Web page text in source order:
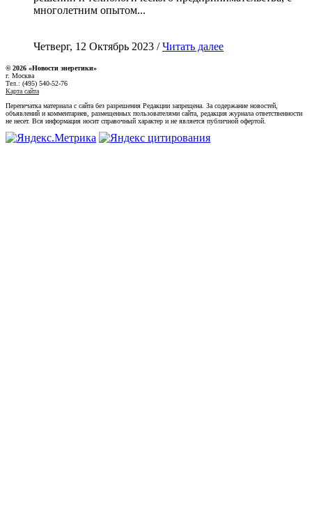
многолетним опытом...
Четверг, 12 Октябрь 2023 /Читать далее
© 2026 «Новости энеретики»
г. Москва
Тел.: (495) 540-52-76
Карта сайта
Перепечатка материала с сайта без разрешения Редакции запрещена. За содержание новостей,
объявлений и комментариев, размещенных пользователями сайта, редакция журнала ответственности
не несет. Вся информация носит справочный характер и не является публичной офертой.